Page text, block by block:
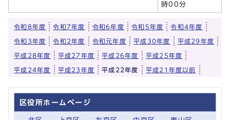
時00分
令和8年度 令和7年度 令和6年度 令和5年度 令和4年度
令和3年度 令和2年度 令和元年度 平成30年度 平成29年度
平成28年度 平成27年度 平成26年度 平成25年度
平成24年度 平成23年度 平成22年度 平成21年度以前
区役所ホームページ